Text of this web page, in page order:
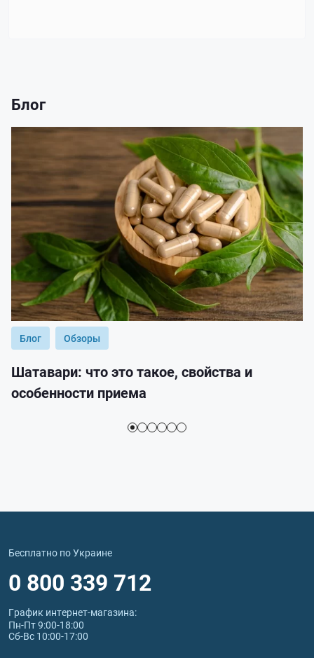
Блог
Блог Обзоры
Шатавари: что это такое, свойства и
особенности приема
Бесплатно по Украине
0 800 339 712
График интернет‑магазина:
Пн-Пт 9:00-18:00
Сб-Вс 10:00-17:00